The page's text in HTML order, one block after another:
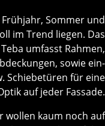
Sommer und
im Trend liegen. Das
umfasst Rahmen,
sowie ein-
Schiebetüren für eine
auf jeder Fassade.
wollen kaum noch auf